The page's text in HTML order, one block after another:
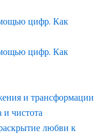
цифр. Как
цифр. Как
и трансформации
и чистота
любви к